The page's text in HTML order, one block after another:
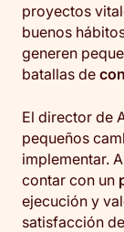
proyectos
buenos
generen
batallas de
El director de
pequeños
implementar.
contar con un
ejecución y
satisfacción